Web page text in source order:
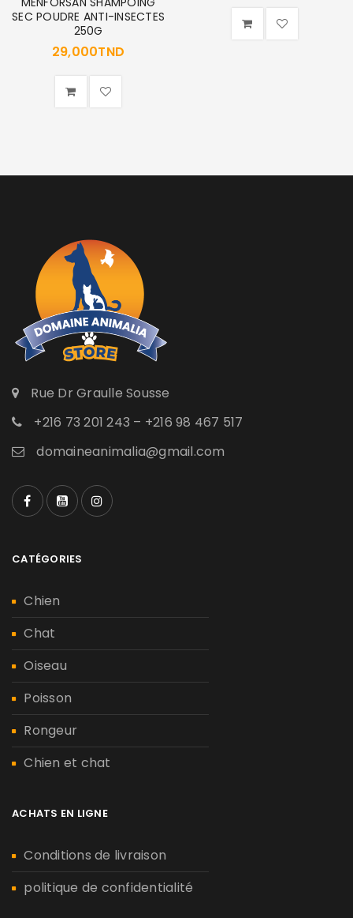
SEC POUDRE ANTI-INSECTES
250G
29,000TND
Rue Dr Graulle Sousse
+216 73 201 243 – +216 98 467 517
domaineanimalia@gmail.com
CATÉGORIES
Chien
Chat
Oiseau
Poisson
Rongeur
Chien et chat
ACHATS EN LIGNE
Conditions de livraison
politique de confidentialité